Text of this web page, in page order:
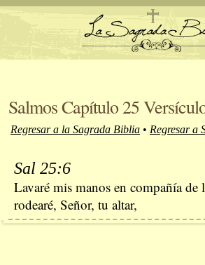
Salmos Capítulo 25
Regresar a la Sagrada Biblia • Regresar a
Sal 25:6
Lavaré mis manos en compañía de
rodearé, Señor, tu altar,